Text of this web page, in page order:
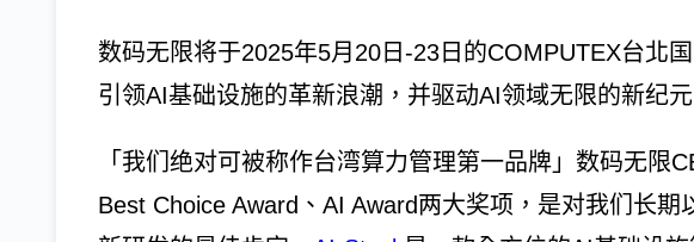
数码无限将于2025年5月20日-23日的COMPUTEX台北
引领AI基础设施的革新浪潮，并驱动AI领域无限的新纪元
「我们绝对可被称作台湾算力管理第一品牌」数码无限
Best Choice Award、AI Award两大奖项，是对我们长期